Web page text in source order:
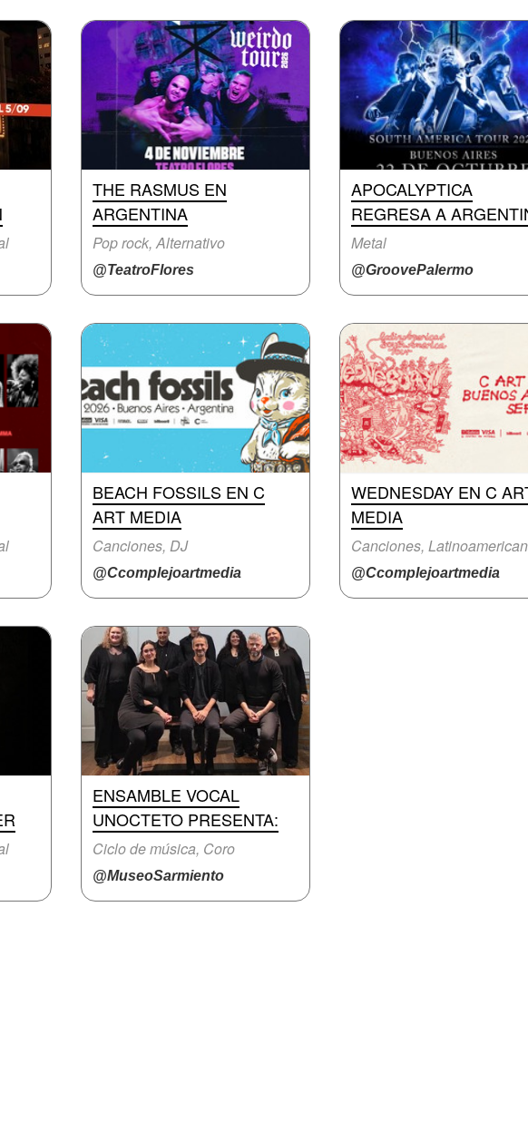
THE RASMUS EN
ARGENTINA
Pop rock, Alternativo
@TeatroFlores
APOCALYPTICA
REGRESA A
Metal
@GroovePalermo
BEACH FOSSILS EN C
ART MEDIA
Canciones, DJ
@Ccomplejoartmedia
WEDNESDAY EN C
MEDIA
Canciones,
@Ccomplejoartmedia
ENSAMBLE VOCAL
UNOCTETO PRESENTA:
Ciclo de música, Coro
@MuseoSarmiento